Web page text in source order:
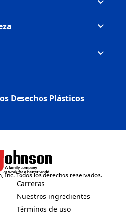
Desechos Plásticos
in a new tab)
Inc. Todos los derechos reservados.
Carreras
(Opens in a new tab)
Nuestros ingredientes
(Opens in a new tab)
Términos de uso
(Opens in a new tab)